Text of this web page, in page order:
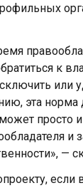
к
или
эта норма
просто
и
—
если